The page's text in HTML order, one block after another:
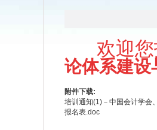
欢迎您
论体系建设
附件下载:
培训通知(1)－中国会计学会
报名表.doc